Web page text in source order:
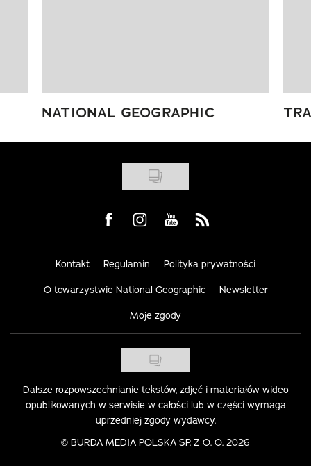
NATIONAL GEOGRAPHIC
Visit us on Facebook
Visit us on Instagram
Visit us on Youtube
Visit us on Rss
Kontakt Regulamin Polityka prywatności
O towarzystwie National Geographic Newsletter
Moje zgody
Dalsze rozpowszechnianie tekstów, zdjęć i materiałów wideo
opublikowanych w serwisie w całości lub w części wymaga
uprzedniej zgody wydawcy.
© BURDA MEDIA POLSKA SP. Z O. O. 2026